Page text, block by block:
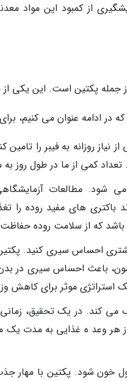
از کمبود این مواد
از جمله پکتین است. این
در ادامه عنوان می کنیم،
شود. مطالعات
باکتری های مفید روده را
که از سلامت روده
احساس سیری کنید. پکتین
باعث احساس سیری در
استراتژی موثر برای
هر وعد ه غذایی به مدت یک
خون شود. پکتین با مهار